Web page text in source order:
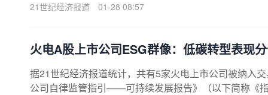
21世纪经济报道
01-28 08:57
火电A股上市公司ESG群像：低碳转型表现
据21世纪经济报道统计，共有5家火电上市公司被纳入
公司自律监管指引——可持续发展报告》（以下简称《